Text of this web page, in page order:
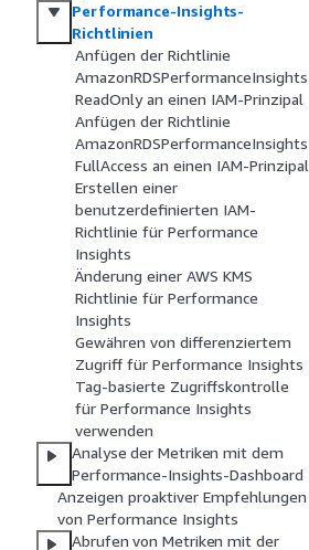
Performance-Insights-
Richtlinien
Anfügen der Richtlinie
AmazonRDSPerformanceInsights
ReadOnly an einen IAM-Prinzipal
Anfügen der Richtlinie
AmazonRDSPerformanceInsights
FullAccess an einen IAM-Prinzipal
Erstellen einer
benutzerdefinierten IAM-
Richtlinie für Performance
Insights
Änderung einer AWS KMS
Richtlinie für Performance
Insights
Gewähren von differenziertem
Zugriff für Performance Insights
Tag-basierte Zugriffskontrolle
für Performance Insights
verwenden
Analyse der Metriken mit dem
Performance-Insights-Dashboard
Anzeigen proaktiver Empfehlungen
von Performance Insights
Abrufen von Metriken mit der